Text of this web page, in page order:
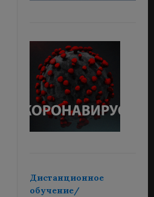
Дистанционное
обучение/